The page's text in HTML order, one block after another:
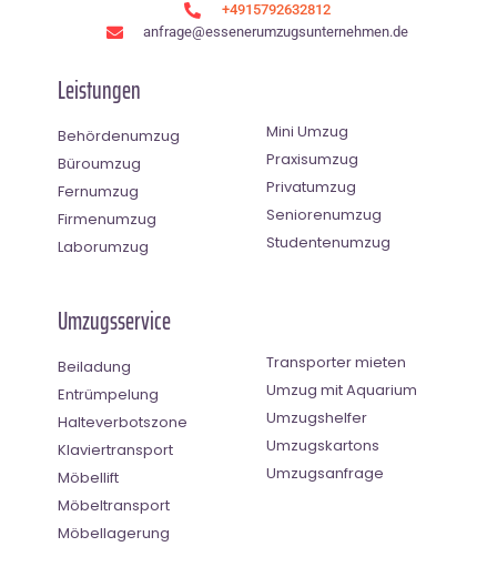
+4915792632812
anfrage@essenerumzugsunternehmen.de
Leistungen
Behördenumzug
Büroumzug
Fernumzug
Firmenumzug
Laborumzug
Mini Umzug
Praxisumzug
Privatumzug
Seniorenumzug
Studentenumzug
Umzugsservice
Beiladung
Entrümpelung
Halteverbotszone
Klaviertransport
Möbellift
Möbeltransport
Möbellagerung
Transporter mieten
Umzug mit Aquarium
Umzugshelfer
Umzugskartons
Umzugsanfrage